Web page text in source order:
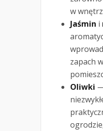
w
Jaśmin i
zapach
Oliwki